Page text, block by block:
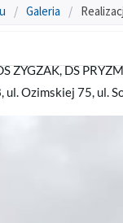
/ Galeria /
ZYGZAK, DS
Ozimskiej 75, ul.